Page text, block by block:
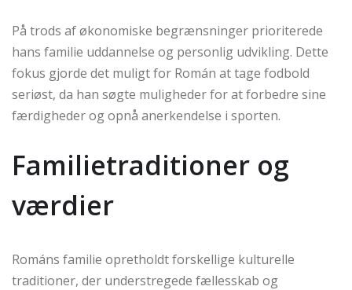
På trods af økonomiske begrænsninger prioriterede
hans familie uddannelse og personlig udvikling. Dette
fokus gjorde det muligt for Román at tage fodbold
seriøst, da han søgte muligheder for at forbedre sine
færdigheder og opnå anerkendelse i sporten.
Familietraditioner og
værdier
Románs familie opretholdt forskellige kulturelle
traditioner, der understregede fællesskab og